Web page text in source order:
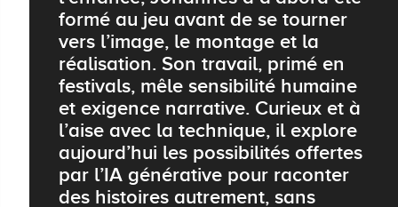
formé au jeu avant de se tourner
vers l’image, le montage et la
réalisation. Son travail, primé en
festivals, mêle sensibilité humaine
et exigence narrative. Curieux et à
l’aise avec la technique, il explore
aujourd’hui les possibilités offertes
par l’IA générative pour raconter
des histoires autrement, sans